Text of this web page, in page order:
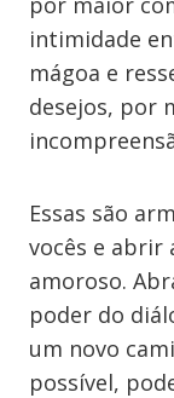
intimidade
mágoa e
desejos, por
Essas são
vocês e abrir
amoroso.
poder do
um novo
possível,